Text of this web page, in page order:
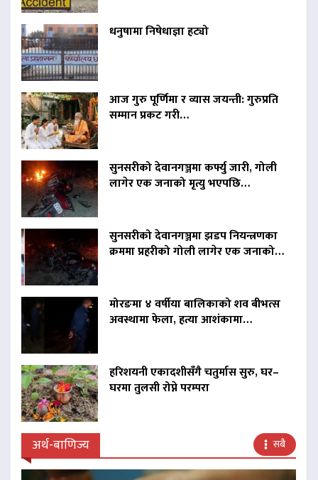
धनुषामा निषेधाज्ञा हट्यो
आज गुरु पूर्णिमा र व्यास जयन्ती: गुरुप्रति
सम्मान प्रकट गरी…
सुनसरीको देवानगञ्जमा कर्फ्यु जारी, गोली
लागेर एक जनाको मृत्यु भएपछि…
सुनसरीको देवानगञ्जमा झडप नियन्त्रणका
क्रममा प्रहरीको गोली लागेर एक जनाको…
मोरङमा ४ वर्षीया बालिकाको शव बीभत्स
अवस्थामा फेला, हत्या आशंकामा…
हरिशयनी एकादशीसँगै चतुर्मास सुरु, घर–
घरमा तुलसी रोप्ने परम्परा
अर्थ-बाणिज्य सबै